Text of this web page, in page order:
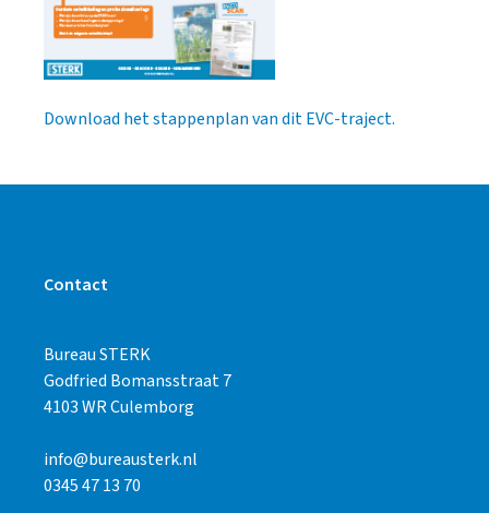
Download het stappenplan van dit EVC-traject.
Contact
Bureau STERK
Godfried Bomansstraat 7
4103 WR Culemborg
info@bureausterk.nl
0345 47 13 70